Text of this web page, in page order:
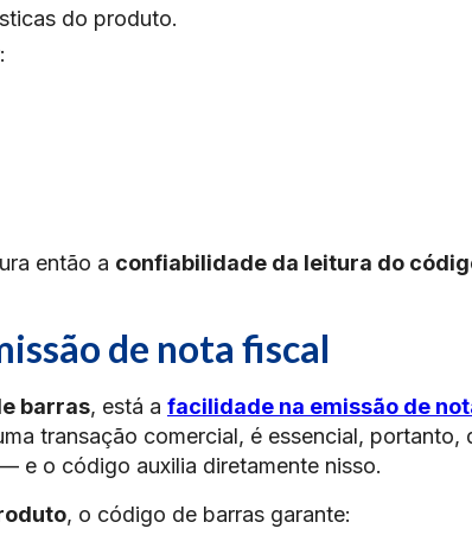
do produto.
então a confiabilidade da leitura do
de nota fiscal
barras, está a facilidade na emissão de
transação comercial, é essencial, portanto,
e o código auxilia diretamente nisso.
, o código de barras garante: